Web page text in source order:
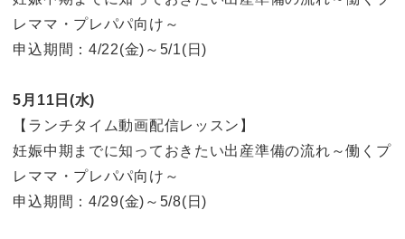
レママ・プレパパ向け～
申込期間：4/22(金)～5/1(日)
5月11日(水)
【ランチタイム動画配信レッスン】
妊娠中期までに知っておきたい出産準備の流れ～働くプ
レママ・プレパパ向け～
申込期間：4/29(金)～5/8(日)